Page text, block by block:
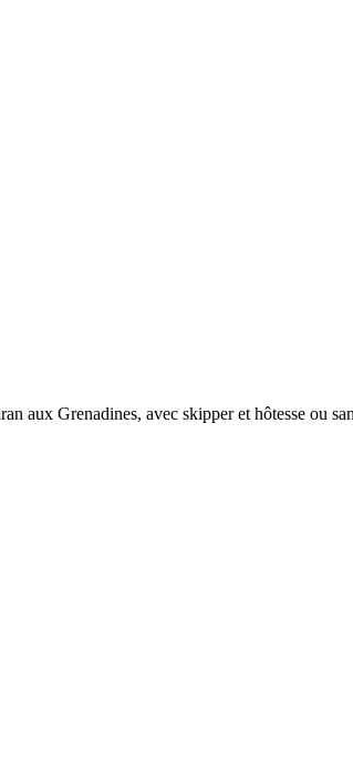
aux Grenadines, avec skipper et hôtesse ou